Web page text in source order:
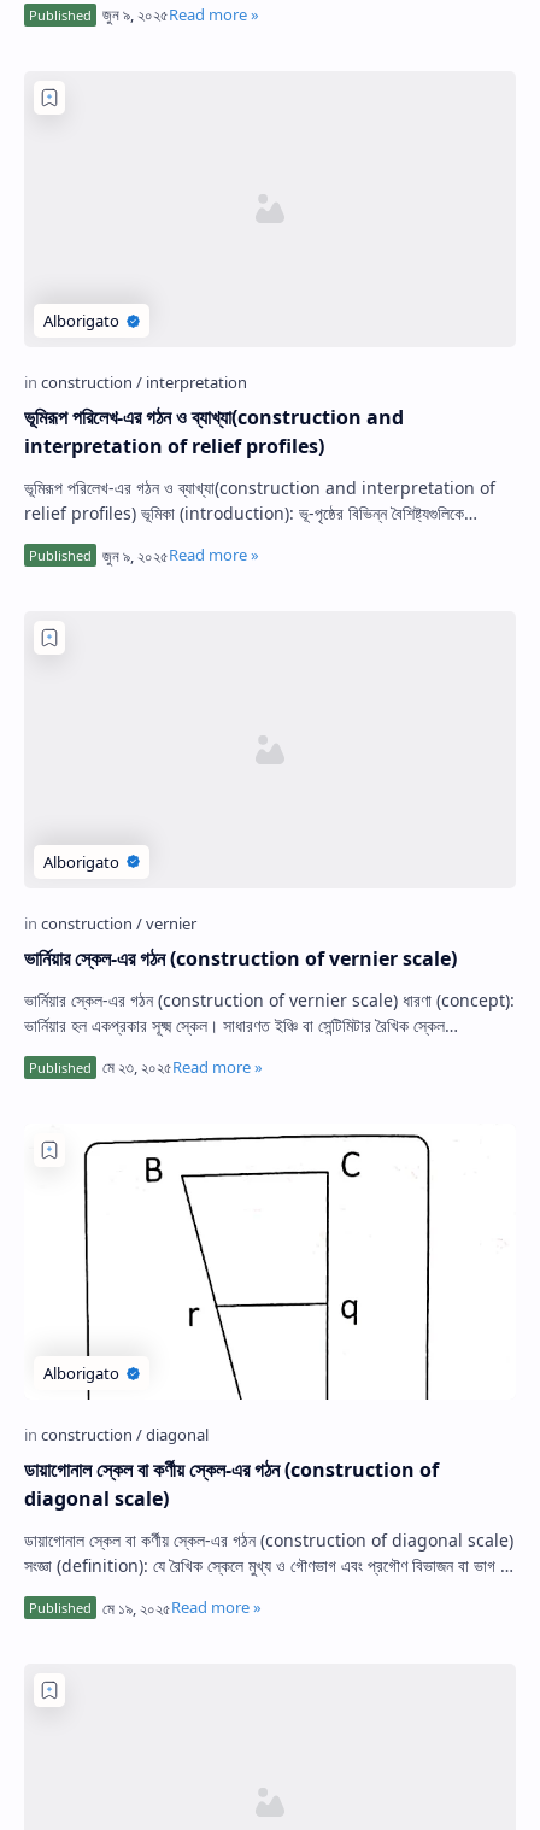
ভূমিরূপ পরিলেখ-এর গঠন ও ব্যাখ্যা(construction and
interpretation of relief profiles)
ভূমিরূপ পরিলেখ-এর গঠন ও ব্যাখ্যা(construction and interpretation of
relief profiles) ভূমিকা (introduction): ভূ-পৃষ্ঠের বিভিন্ন বৈশিষ্ট্যগুলিকে
প্রথমে…
ভার্নিয়ার স্কেল-এর গঠন (construction of vernier scale)
ভার্নিয়ার স্কেল-এর গঠন (construction of vernier scale) ধারণা (concept):
ভার্নিয়ার হল একপ্রকার সূক্ষ্ম স্কেল। সাধারণত ইঞ্চি বা সেন্টিমিটার রৈখিক স্কেল…
ডায়াগোনাল স্কেল বা কর্ণীয় স্কেল-এর গঠন (construction of
diagonal scale)
ডায়াগোনাল স্কেল বা কর্ণীয় স্কেল-এর গঠন (construction of diagonal scale)
সংজ্ঞা (definition): যে রৈখিক স্কেলে মুখ্য ও গৌণভাগ এবং প্রগৌণ বিভাজন বা ভাগ …